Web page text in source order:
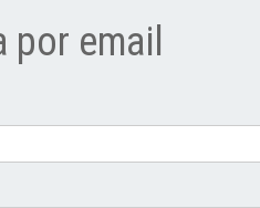
email